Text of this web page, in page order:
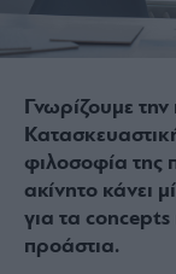
Γνωρίζουμε την
φιλοσοφία της
ακίνητο κάνει
για τα
προάστια.